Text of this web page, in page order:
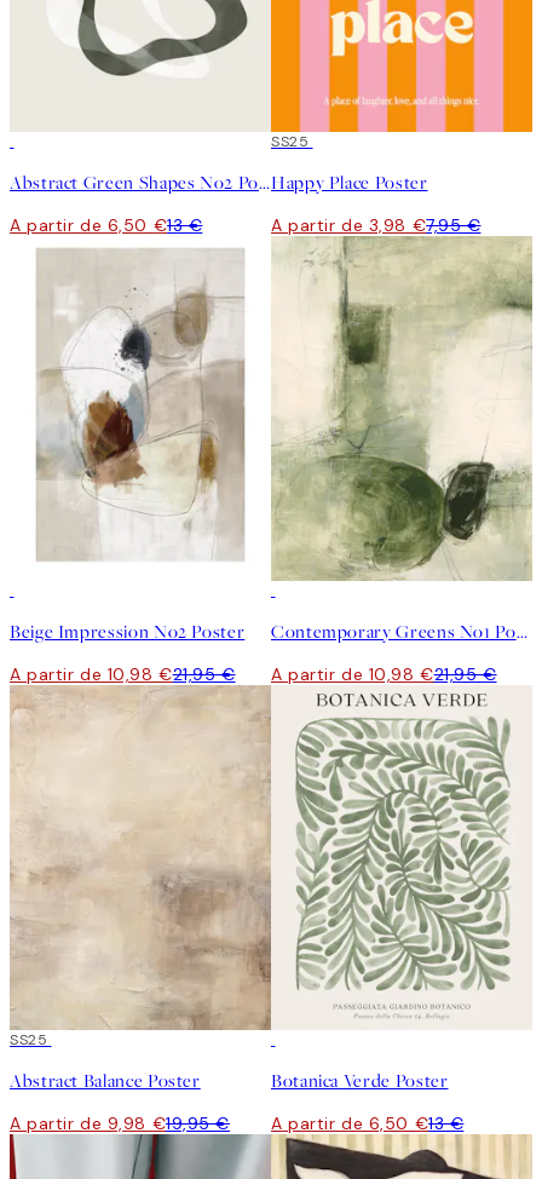
Abstract Green Shapes No2 Poster
A partir de 6,50 €13 €
50%*
SS25
Happy Place Poster
A partir de 3,98 €7,95 €
Beige Impression No2 Poster
A partir de 10,98 €21,95 €
Contemporary Greens No1 Poster
A partir de 10,98 €21,95 €
50%*
SS25
Abstract Balance Poster
A partir de 9,98 €19,95 €
Botanica Verde Poster
A partir de 6,50 €13 €